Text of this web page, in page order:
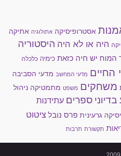
אסטרופיסיקה אתולוגיה אתיקה
היה או לא היה היסטוריה
המוח יש חיה כזאת כימיה כלכלה
החיים מדעי המחשב מדעי הסביבה
משחקים משפט מתמטיקה ניהול
ספרים עתידנות
גרעינית פרס נובל ציטוט
תקשורת תרבות